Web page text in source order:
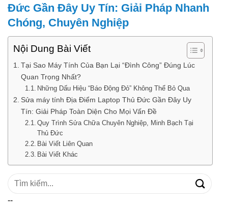
Đức Gần Đây Uy Tín: Giải Pháp Nhanh
Chóng, Chuyên Nghiệp
Nội Dung Bài Viết
Tại Sao Máy Tính Của Bạn Lại “Đình Công” Đúng Lúc
Quan Trọng Nhất?
Những Dấu Hiệu “Báo Động Đỏ” Không Thể Bỏ Qua
Sửa máy tính Địa Điểm Laptop Thủ Đức Gần Đây Uy
Tín: Giải Pháp Toàn Diện Cho Mọi Vấn Đề
Quy Trình Sửa Chữa Chuyên Nghiệp, Minh Bạch Tại
Thủ Đức
Bài Viết Liên Quan
Bài Viết Khác
Tìm
--